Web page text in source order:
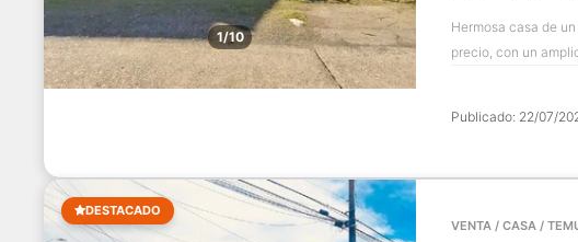
1/10
Hermosa casa de
precio, con un
Publicado: 22/07/
DESTACADO
VENTA / CASA /